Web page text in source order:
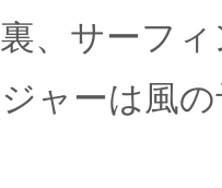
、サーフ
ャーは風